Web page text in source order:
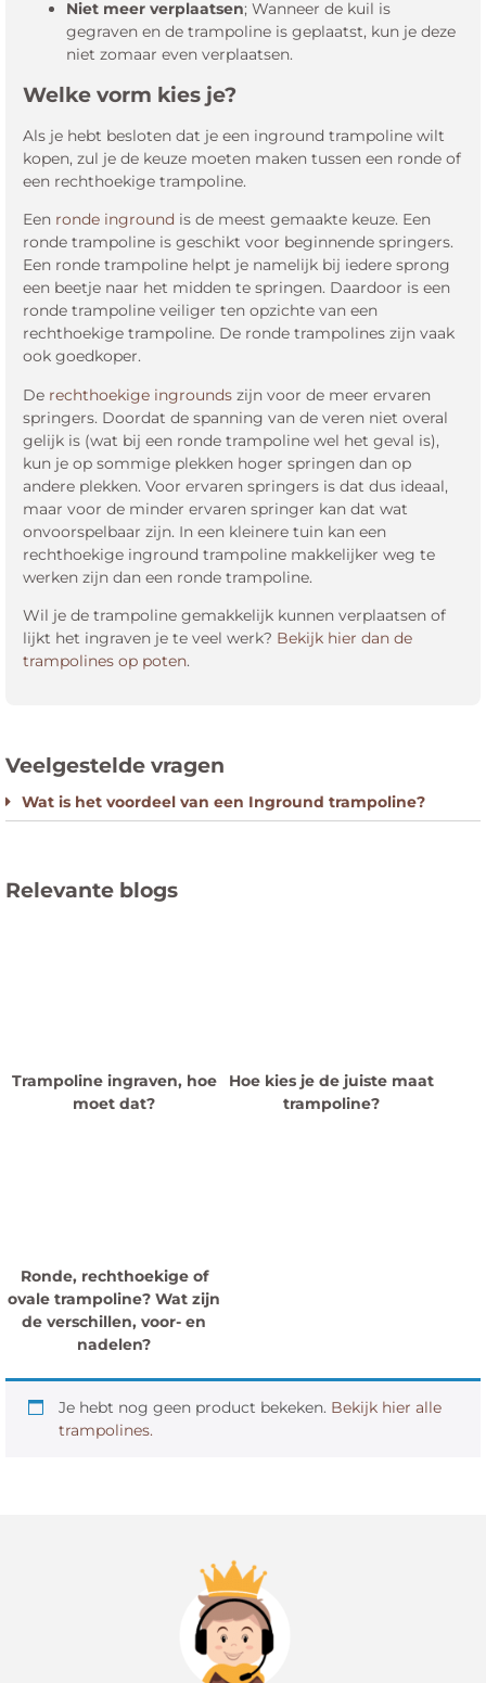
Niet meer verplaatsen; Wanneer de kuil is
gegraven en de trampoline is geplaatst, kun je deze
niet zomaar even verplaatsen.
Welke vorm kies je?
Als je hebt besloten dat je een inground trampoline wilt
kopen, zul je de keuze moeten maken tussen een ronde of
een rechthoekige trampoline.
Een ronde inground is de meest gemaakte keuze. Een
ronde trampoline is geschikt voor beginnende springers.
Een ronde trampoline helpt je namelijk bij iedere sprong
een beetje naar het midden te springen. Daardoor is een
ronde trampoline veiliger ten opzichte van een
rechthoekige trampoline. De ronde trampolines zijn vaak
ook goedkoper.
De rechthoekige ingrounds zijn voor de meer ervaren
springers. Doordat de spanning van de veren niet overal
gelijk is (wat bij een ronde trampoline wel het geval is),
kun je op sommige plekken hoger springen dan op
andere plekken. Voor ervaren springers is dat dus ideaal,
maar voor de minder ervaren springer kan dat wat
onvoorspelbaar zijn. In een kleinere tuin kan een
rechthoekige inground trampoline makkelijker weg te
werken zijn dan een ronde trampoline.
Wil je de trampoline gemakkelijk kunnen verplaatsen of
lijkt het ingraven je te veel werk? Bekijk hier dan de
trampolines op poten.
Wat is het voordeel van een Inground trampoline?
Relevante blogs
Trampoline ingraven, hoe
moet dat?
Hoe kies je de juiste maat
trampoline?
Ronde, rechthoekige of
ovale trampoline? Wat zijn
de verschillen, voor- en
nadelen?
Je hebt nog geen product bekeken. Bekijk hier alle
trampolines.